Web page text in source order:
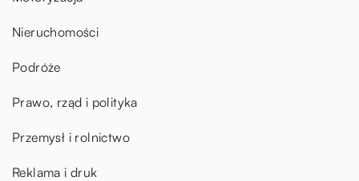
Nieruchomości
Podróże
Prawo, rząd i polityka
Przemysł i rolnictwo
Reklama i druk